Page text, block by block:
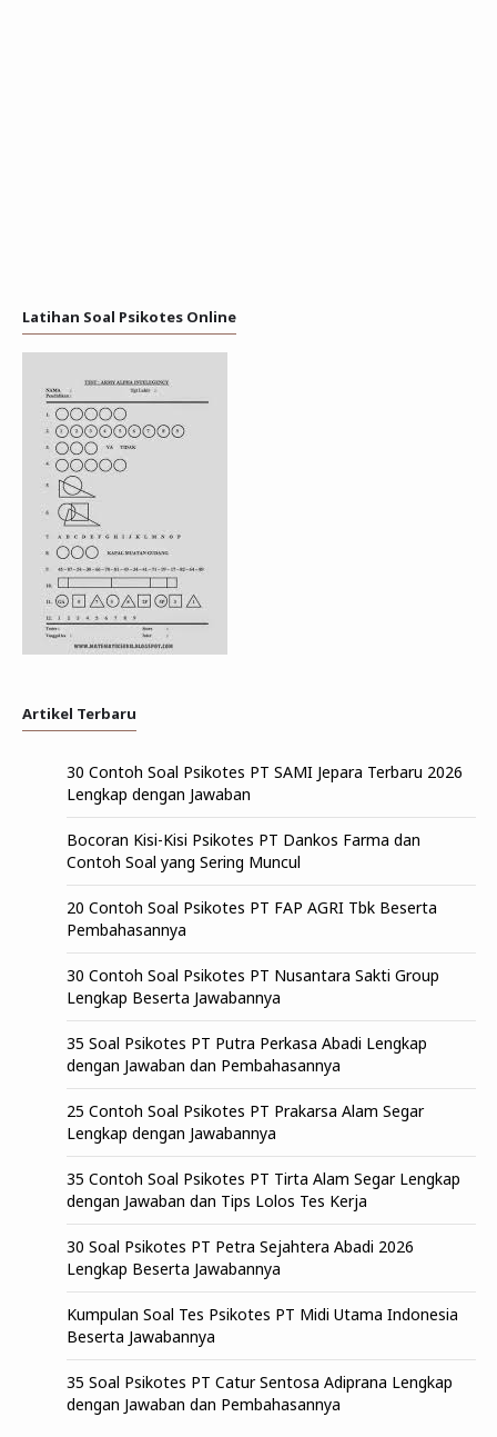
Latihan Soal Psikotes Online
Artikel Terbaru
30 Contoh Soal Psikotes PT SAMI Jepara Terbaru 2026
Lengkap dengan Jawaban
Bocoran Kisi-Kisi Psikotes PT Dankos Farma dan
Contoh Soal yang Sering Muncul
20 Contoh Soal Psikotes PT FAP AGRI Tbk Beserta
Pembahasannya
30 Contoh Soal Psikotes PT Nusantara Sakti Group
Lengkap Beserta Jawabannya
35 Soal Psikotes PT Putra Perkasa Abadi Lengkap
dengan Jawaban dan Pembahasannya
25 Contoh Soal Psikotes PT Prakarsa Alam Segar
Lengkap dengan Jawabannya
35 Contoh Soal Psikotes PT Tirta Alam Segar Lengkap
dengan Jawaban dan Tips Lolos Tes Kerja
30 Soal Psikotes PT Petra Sejahtera Abadi 2026
Lengkap Beserta Jawabannya
Kumpulan Soal Tes Psikotes PT Midi Utama Indonesia
Beserta Jawabannya
35 Soal Psikotes PT Catur Sentosa Adiprana Lengkap
dengan Jawaban dan Pembahasannya